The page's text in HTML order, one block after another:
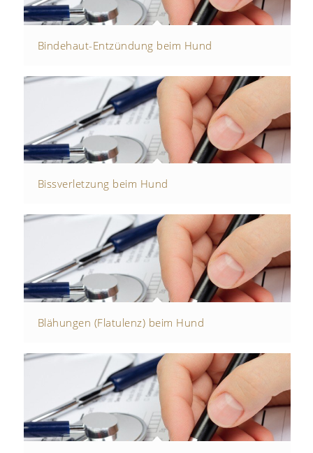
Bindehaut-Entzündung beim Hund
Bissverletzung beim Hund
Blähungen (Flatulenz) beim Hund